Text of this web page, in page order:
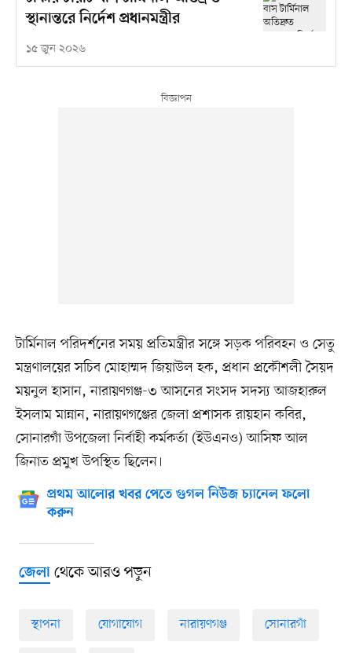
স্থানান্তরে নির্দেশ প্রধানমন্ত্রীর
১৫ জুন ২০২৬
টার্মিনাল পরিদর্শনের সময় প্রতিমন্ত্রীর সঙ্গে সড়ক পরিবহন ও সেতু
মন্ত্রণালয়ের সচিব মোহাম্মদ জিয়াউল হক, প্রধান প্রকৌশলী সৈয়দ
ময়নুল হাসান, নারায়ণগঞ্জ-৩ আসনের সংসদ সদস্য আজহারুল
ইসলাম মান্নান, নারায়ণগঞ্জের জেলা প্রশাসক রায়হান কবির,
সোনারগাঁ উপজেলা নির্বাহী কর্মকর্তা (ইউএনও) আসিফ আল
জিনাত প্রমুখ উপস্থিত ছিলেন।
প্রথম আলোর খবর পেতে গুগল নিউজ চ্যানেল ফলো
করুন
জেলাথেকে আরও পড়ুন
স্থাপনা যোগাযোগ নারায়ণগঞ্জ সোনারগাঁ